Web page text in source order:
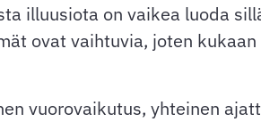
illuusiota on vaikea luoda
ovat vaihtuvia, joten
vuorovaikutus, yhteinen